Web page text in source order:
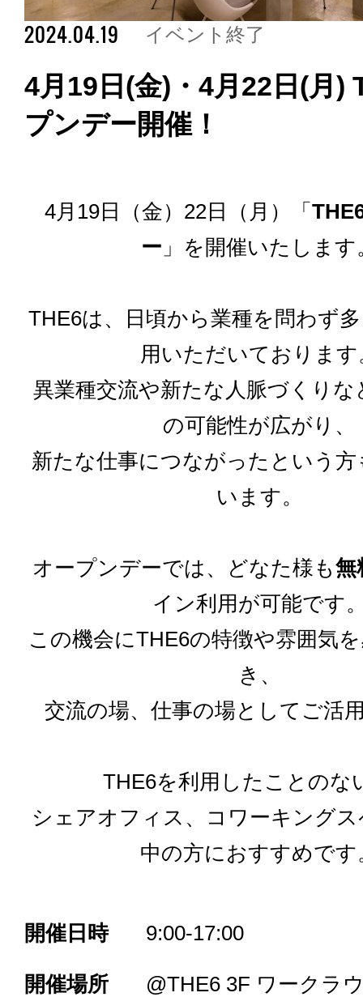
2024.04.19 イベント終了
4月19日(金)・4月22日(月)
プンデー開催！
4月19日（金）22日（月）「
ー 」を開催いたします
THE6は、日頃から業種を問わず
用いただいております
異業種交流や新たな人脈づくり
の可能性が広がり、
新たな仕事につながったという
います。
オープンデーでは、どなた様も無
イン利用が可能です
この機会にTHE6の特徴や雰囲気
き、
交流の場、仕事の場としてご活
THE6を利用したことのな
シェアオフィス、コワーキング
中の方におすすめです
開催日時 9:00-17:00
開催場所 @THE6 3F ワークラ